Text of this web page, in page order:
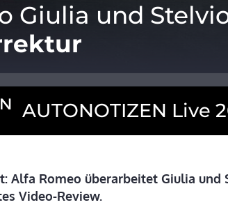
Giulia und
AUTONOTIZEN Live
Alfa Romeo überarbeitet Giulia und
Video-Review.